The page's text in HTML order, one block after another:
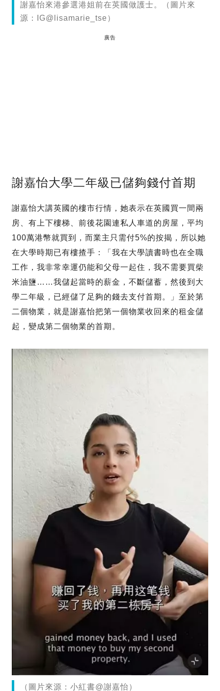
謝嘉怡來港參選港姐前在英國做護士。（圖片來
源：IG@lisamarie_tse）
廣告
謝嘉怡大學二年級已儲夠錢付首期
謝嘉怡大講英國的樓市行情，她表示在英國買一間兩
房、有上下樓梯、前後花園連私人車道的房屋，平均
100萬港幣就買到，而業主只需付5%的按揭，所以她
在大學時期已有樓揸手：「我在大學讀書時也在全職
工作，我非常幸運仍能和父母一起住，我不需要買柴
米油鹽……我儲起當時的薪金，不斷儲蓄，然後到大
學二年級，已經儲了足夠的錢去支付首期。」至於第
二個物業，就是謝嘉怡把第一個物業收回來的租金儲
起，變成第二個物業的首期。
（圖片來源：小紅書@謝嘉怡）